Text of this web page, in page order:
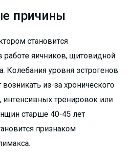
причины
становится
работе яичников, щитовидной
Колебания уровня эстрогенов
возникать из-за хронического
интенсивных тренировок или
старше 40-45 лет
признаком